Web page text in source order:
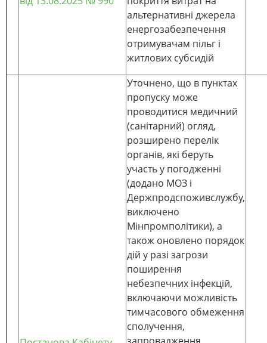
альтернативні джерела
енергозабезпечення
отримувачам пільг і
житлових субсидій
Уточнено, що в пунктах
пропуску може
проводитися медичний
(санітарний) огляд,
розширено перелік
органів, які беруть
участь у погодженні
(додано МОЗ і
Держпродспоживслужбу,
виключено
Мінпромполітики), а
також оновлено порядок
дій у разі загрози
поширення
небезпечних інфекцій,
включаючи можливість
тимчасового обмеження
сполучення,